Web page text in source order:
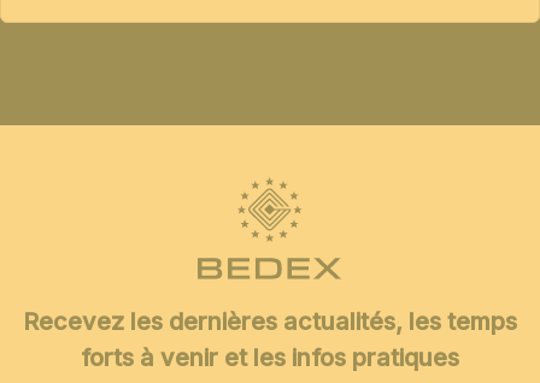
Recevez les dernières actualités, les temps
forts à venir et les infos pratiques